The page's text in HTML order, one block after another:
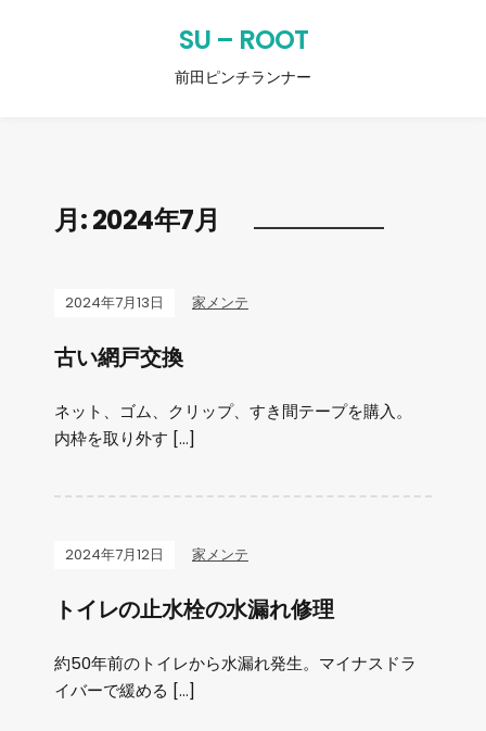
SU – ROOT
前田ピンチランナー
月:2024年7月
2024年7月13日 家メンテ
古い網戸交換
ネット、ゴム、クリップ、すき間テープを購入。
内枠を取り外す […]
2024年7月12日 家メンテ
トイレの止水栓の水漏れ修理
約50年前のトイレから水漏れ発生。マイナスドラ
イバーで緩める […]